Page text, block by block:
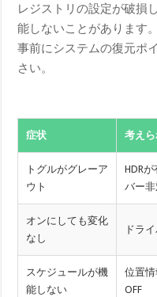
レジストリの設定が破損
能しないことがあります
事前にシステムの復元ポ
さい。
症状 考え
トグルがグレーア
ウト
HDR
バー
オンにしても変化
なし
ドラ
スケジュールが機
能しない
位置
OFF